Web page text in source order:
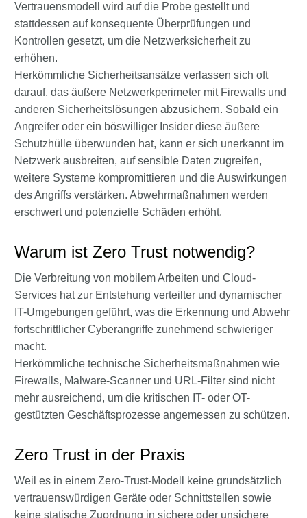
Vertrauensmodell wird auf die Probe gestellt und
stattdessen auf konsequente Überprüfungen und
Kontrollen gesetzt, um die Netzwerksicherheit zu
erhöhen.
Herkömmliche Sicherheitsansätze verlassen sich oft
darauf, das äußere Netzwerkperimeter mit Firewalls und
anderen Sicherheitslösungen abzusichern. Sobald ein
Angreifer oder ein böswilliger Insider diese äußere
Schutzhülle überwunden hat, kann er sich unerkannt im
Netzwerk ausbreiten, auf sensible Daten zugreifen,
weitere Systeme kompromittieren und die Auswirkungen
des Angriffs verstärken. Abwehrmaßnahmen werden
erschwert und potenzielle Schäden erhöht.
Warum ist Zero Trust notwendig?
Die Verbreitung von mobilem Arbeiten und Cloud-
Services hat zur Entstehung verteilter und dynamischer
IT-Umgebungen geführt, was die Erkennung und Abwehr
fortschrittlicher Cyberangriffe zunehmend schwieriger
macht.
Herkömmliche technische Sicherheitsmaßnahmen wie
Firewalls, Malware-Scanner und URL-Filter sind nicht
mehr ausreichend, um die kritischen IT- oder OT-
gestützten Geschäftsprozesse angemessen zu schützen.
Zero Trust in der Praxis
Weil es in einem Zero-Trust-Modell keine grundsätzlich
vertrauenswürdigen Geräte oder Schnittstellen sowie
keine statische Zuordnung in sichere oder unsichere